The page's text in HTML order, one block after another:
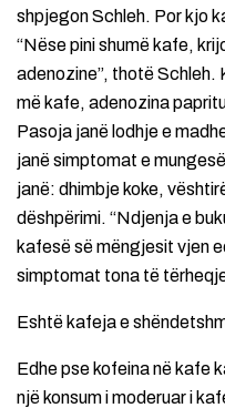
shpjegon Schleh. Por kjo
“Nëse pini shumë kafe,
adenozine”, thotë Schleh.
më kafe, adenozina
Pasoja janë lodhje e
janë simptomat e
janë: dhimbje koke,
dëshpërimi. “Ndjenja e
kafesë së mëngjesit vjen
simptomat tona të
Eshtë kafeja e
Edhe pse kofeina në kafe
një konsum i moderuar i